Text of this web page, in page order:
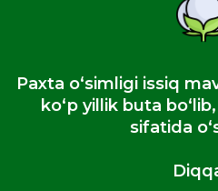
Paxta oʻsimligi issiq
koʻp yillik buta
sifatida